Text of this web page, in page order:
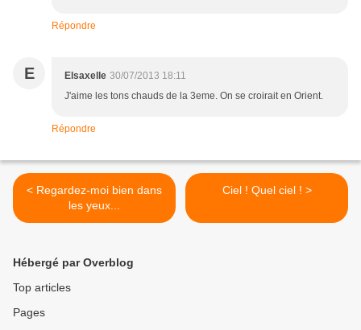
Répondre
E Elsaxelle 30/07/2013 18:11
J'aime les tons chauds de la 3eme. On se croirait en Orient.
Répondre
< Regardez-moi bien dans
les yeux...
Ciel ! Quel ciel ! >
Hébergé par Overblog
Top articles
Pages